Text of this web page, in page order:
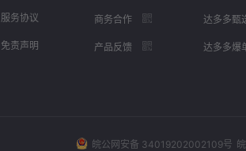
服务协议
免责声明
商务合作
产品反馈
达多多甄
达多多爆
皖公网安备 34019202002109号